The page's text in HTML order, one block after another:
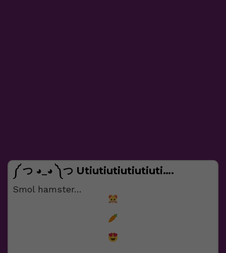
༼ つ ◕_◕ ༽つ Utiutiutiutiutiuti….
Smol hamster…